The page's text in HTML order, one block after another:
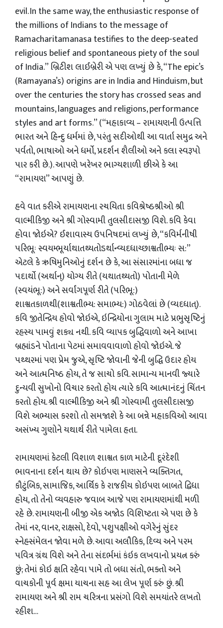
evil. In the same way, the enthusiastic response of
the millions of Indians to the message of
Ramacharitamanasa testifies to the deep-seated
religious belief and spontaneous piety of the soul
of India.” બ્રિટીશ લાઈબ્રેરી એ પણ લખ્યું છે કે, “The epic’s
(Ramayana’s) origins are in India and Hinduism, but
over the centuries the story has crossed seas and
mountains, languages and religions, performance
styles and art forms.” (“મહાકાવ્ય – રામાયણની ઉત્પત્તિ
ભારત અને હિન્દુ ધર્મમાં છે, પરંતુ સદીઓથી આ વાર્તા સમુદ્ર અને
પર્વતો, ભાષાઓ અને ધર્મો, પ્રદર્શન શૈલીઓ અને કલા સ્વરૂપો
પાર કરી છે.). આપણે ખરેખર ભાગ્યશાળી છીએ કે આ
“રામાયણ” આપણું છે.
હવે વાત કરીએ રામાયણના રચયિતા કવિશ્રેષ્ઠશ્રીઓ શ્રી
વાલ્મીકિજી અને શ્રી ગોસ્વામી તુલસીદાસજી વિશે. કવિ કેવા
હોવા જોઇએ? ઈશાવાસ્ય ઉપનિષદમાં લખ્યું છે, “કવિર્મનીષી
પરિભૂઃ સ્વયમ્ભૂર્યાથાતથ્યતોઽર્થાન્વ્યદધાચ્છાશ્વતીભ્યઃ સ:”
એટલે કે ઋષિમુનિઓનું દર્શન છે કે, આ સંસારમાંના બધા જ
પદાર્થો (અર્થાન્) યોગ્ય રીતે (યથાતથ્યતો) પોતાની મેળે
(સ્વયંભૂ:) અને સર્વાંગપૂર્ણ રીતે (પરિભૂ:)
શાશ્વતકાળથી(શાશ્વતીભ્ય: સમાભ્ય:) ગોઠવેલાં છે (વ્યદધાત્).
કવિ જીતેન્દ્રિય હોવો જોઇએ, ઇન્દ્રિયોના ગુલામ માટે પ્રભુસૃષ્ટિનું
રહસ્ય પામવું શક્ય નથી. કવિ વ્યાપક બુદ્ધિવાળો અને આખા
બ્રહ્માંડને પોતાના પેટમાં સમાવવાવાળો હોવો જોઇએ. જે
પથ્થરમાં પણ પ્રેમ જુએ, સૃષ્ટિ જોવાની જેની બુદ્ધિ ઉદાર હોય
અને આત્મનિષ્ઠ હોય, તે જ સાચો કવિ. સામાન્ય માનવી જ્યારે
દુન્યવી સુખોનો વિચાર કરતો હોય ત્યારે કવિ આત્માનંદનું ચિંતન
કરતો હોય. શ્રી વાલ્મીકિજી અને શ્રી ગોસ્વામી તુલસીદાસજી
વિશે અભ્યાસ કરશો તો સમજાશે કે આ બન્ને મહાકવિઓ આવા
અસંખ્ય ગુણોને યથાર્થ રીતે પામેલા હતા.
રામાયણમાં કેટલી વિશાળ શાશ્વત કાળ માટેની દૂરંદેશી
ભાવનાના દર્શન થાય છે? કોઇપણ માણસને વ્યક્તિગત,
કૌટુંબિક, સામાજિક, આર્થિક કે રાજકીય કોઇપણ બાબતે દ્વિધા
હોય, તો તેનો વ્યવહારુ જવાબ આજે પણ રામાયણમાંથી મળી
રહે છે. રામાયણની બીજી એક અજોડ વિશિષ્ટતા એ પણ છે કે
તેમાં નર, વાનર, રાક્ષસો, દેવો, પશુપક્ષીઓ વગેરેનું સુંદર
સ્નેહસંમેલન જોવા મળે છે. આવા અલૌકિક, દિવ્ય અને પરમ
પવિત્ર ગ્રંથ વિશે અને તેના સંદર્ભમાં કંઇક લખવાનો પ્રયત્ન કરું
છું; તેમાં કોઇ ક્ષતિ રહેવા પામે તો બધા સંતો, ભક્તો અને
વાચકોની પૂર્વ ક્ષમા યાચના સહ આ લેખ પૂર્ણ કરું છું. શ્રી
રામાયણ અને શ્રી રામ ચરિત્રના પ્રસંગો વિશે સમયાંતરે લખતો
રહીશ…